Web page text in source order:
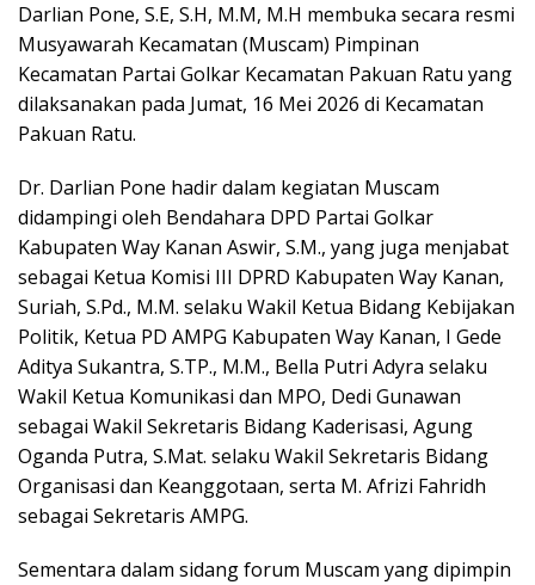
Darlian Pone, S.E, S.H, M.M, M.H membuka secara resmi
Musyawarah Kecamatan (Muscam) Pimpinan
Kecamatan Partai Golkar Kecamatan Pakuan Ratu yang
dilaksanakan pada Jumat, 16 Mei 2026 di Kecamatan
Pakuan Ratu.
Dr. Darlian Pone hadir dalam kegiatan Muscam
didampingi oleh Bendahara DPD Partai Golkar
Kabupaten Way Kanan Aswir, S.M., yang juga menjabat
sebagai Ketua Komisi III DPRD Kabupaten Way Kanan,
Suriah, S.Pd., M.M. selaku Wakil Ketua Bidang Kebijakan
Politik, Ketua PD AMPG Kabupaten Way Kanan, I Gede
Aditya Sukantra, S.TP., M.M., Bella Putri Adyra selaku
Wakil Ketua Komunikasi dan MPO, Dedi Gunawan
sebagai Wakil Sekretaris Bidang Kaderisasi, Agung
Oganda Putra, S.Mat. selaku Wakil Sekretaris Bidang
Organisasi dan Keanggotaan, serta M. Afrizi Fahridh
sebagai Sekretaris AMPG.
Sementara dalam sidang forum Muscam yang dipimpin